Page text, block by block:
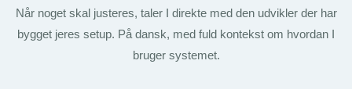
Når noget skal justeres, taler I direkte med den udvikler der har
bygget jeres setup. På dansk, med fuld kontekst om hvordan I
bruger systemet.